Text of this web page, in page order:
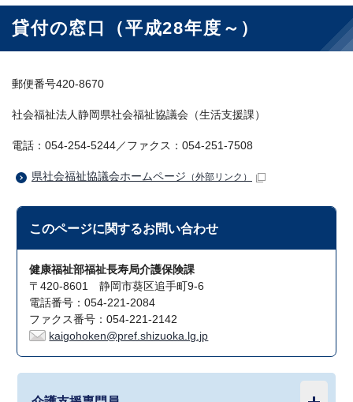
貸付の窓口（平成28年度～）
郵便番号420-8670
社会福祉法人静岡県社会福祉協議会（生活支援課）
電話：054-254-5244／ファクス：054-251-7508
県社会福祉協議会ホームページ （外部リンク）
このページに関するお問い合わせ
健康福祉部福祉長寿局介護保険課
〒420-8601 静岡市葵区追手町9-6
電話番号：054-221-2084
ファクス番号：054-221-2142
kaigohoken@pref.shizuoka.lg.jp